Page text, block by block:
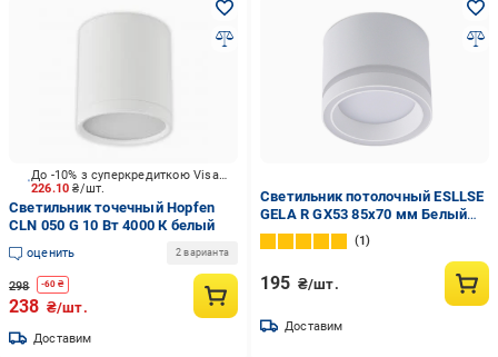
226.10₴/шт.
До -10% з суперкредиткою Visa Вигода
Светильник точечный Hopfen
CLN 050 G 10 Вт 4000 К белый
оценить 2 варианта
298 -60 ₴
238 ₴/шт.
Доставим
Светильник потолочный ESLLSE
GELA R GX53 85x70 мм Белый
(10514-1)
1
195 ₴/шт.
Доставим